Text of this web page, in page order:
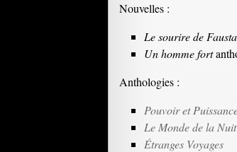
Nouvelles :
Le sourire de Fausta
Un homme fort
Anthologies :
Pouvoir et
Le Monde de la Nuit
Étranges Voyages